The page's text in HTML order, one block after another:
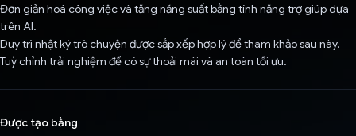
Đơn giản hoá công việc và tăng năng suất bằng tính năng trợ giúp dựa
trên AI.
Duy trì nhật ký trò chuyện được sắp xếp hợp lý để tham khảo sau này.
Tuỳ chỉnh trải nghiệm để có sự thoải mái và an toàn tối ưu.
Được tạo bằng